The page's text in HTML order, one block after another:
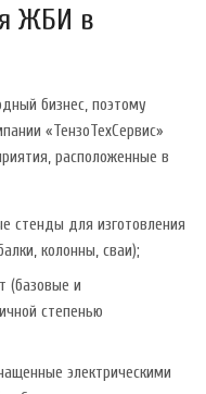
ЖБИ в
бизнес, поэтому
«ТензоТехСервис»
расположенные в
стенды для изготовления
колонны, сваи);
(базовые и
степенью
электрическими